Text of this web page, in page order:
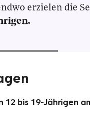
erzielen die
12 bis 19-Jährigen